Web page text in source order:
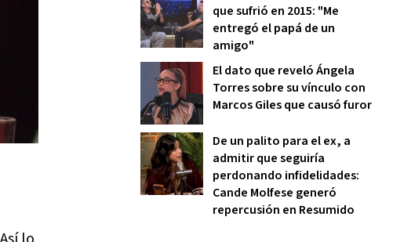
que sufrió en 2015: "Me
entregó el papá de un
amigo"
El dato que reveló Ángela
Torres sobre su vínculo con
Marcos Giles que causó furor
De un palito para el ex, a
admitir que seguiría
perdonando infidelidades:
Cande Molfese generó
repercusión en Resumido